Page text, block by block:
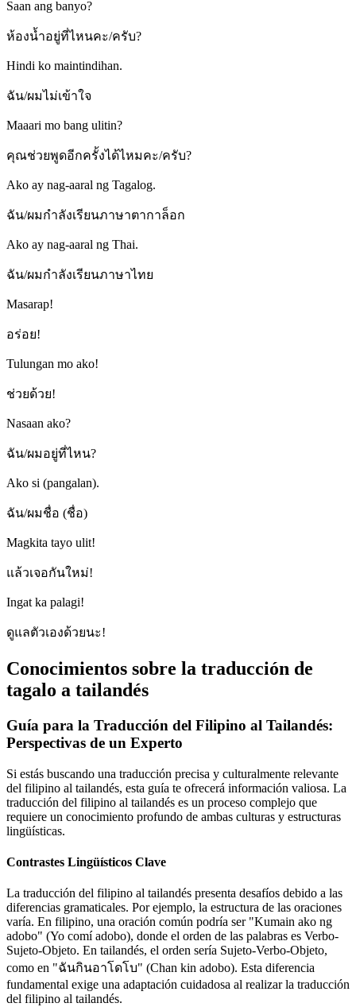
Saan ang banyo?
ห้องน้ำอยู่ที่ไหนคะ/ครับ?
Hindi ko maintindihan.
ฉัน/ผมไม่เข้าใจ
Maaari mo bang ulitin?
คุณช่วยพูดอีกครั้งได้ไหมคะ/ครับ?
Ako ay nag-aaral ng Tagalog.
ฉัน/ผมกำลังเรียนภาษาตากาล็อก
Ako ay nag-aaral ng Thai.
ฉัน/ผมกำลังเรียนภาษาไทย
Masarap!
อร่อย!
Tulungan mo ako!
ช่วยด้วย!
Nasaan ako?
ฉัน/ผมอยู่ที่ไหน?
Ako si (pangalan).
ฉัน/ผมชื่อ (ชื่อ)
Magkita tayo ulit!
แล้วเจอกันใหม่!
Ingat ka palagi!
ดูแลตัวเองด้วยนะ!
Conocimientos sobre la traducción de
tagalo a tailandés
Guía para la Traducción del Filipino al Tailandés:
Perspectivas de un Experto
Si estás buscando una traducción precisa y culturalmente relevante
del filipino al tailandés, esta guía te ofrecerá información valiosa. La
traducción del filipino al tailandés es un proceso complejo que
requiere un conocimiento profundo de ambas culturas y estructuras
lingüísticas.
Contrastes Lingüísticos Clave
La traducción del filipino al tailandés presenta desafíos debido a las
diferencias gramaticales. Por ejemplo, la estructura de las oraciones
varía. En filipino, una oración común podría ser "Kumain ako ng
adobo" (Yo comí adobo), donde el orden de las palabras es Verbo-
Sujeto-Objeto. En tailandés, el orden sería Sujeto-Verbo-Objeto,
como en "ฉันกินอาโดโบ" (Chan kin adobo). Esta diferencia
fundamental exige una adaptación cuidadosa al realizar la traducción
del filipino al tailandés.